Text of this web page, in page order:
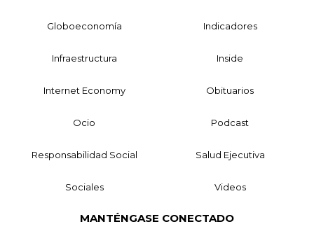
Globoeconomía Indicadores
Infraestructura Inside
Internet Economy Obituarios
Ocio Podcast
Responsabilidad Social Salud Ejecutiva
Sociales Videos
MANTÉNGASE CONECTADO